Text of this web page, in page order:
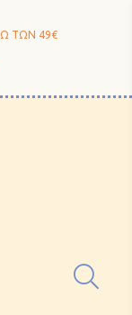
ΤΩΝ 49€